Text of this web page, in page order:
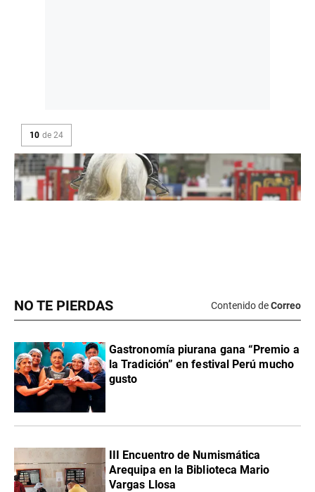
NO TE PIERDAS Contenido deCorreo
Gastronomía piurana gana “Premio a
la Tradición” en festival Perú mucho
gusto
III Encuentro de Numismática
Arequipa en la Biblioteca Mario
Vargas Llosa